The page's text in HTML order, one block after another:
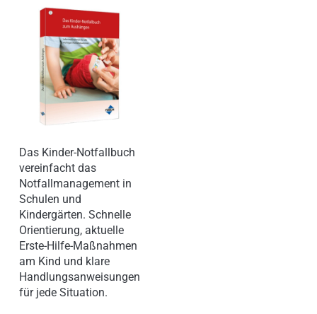
Das Kinder-Notfallbuch
vereinfacht das
Notfallmanagement in
Schulen und
Kindergärten. Schnelle
Orientierung, aktuelle
Erste-Hilfe-Maßnahmen
am Kind und klare
Handlungsanweisungen
für jede Situation.